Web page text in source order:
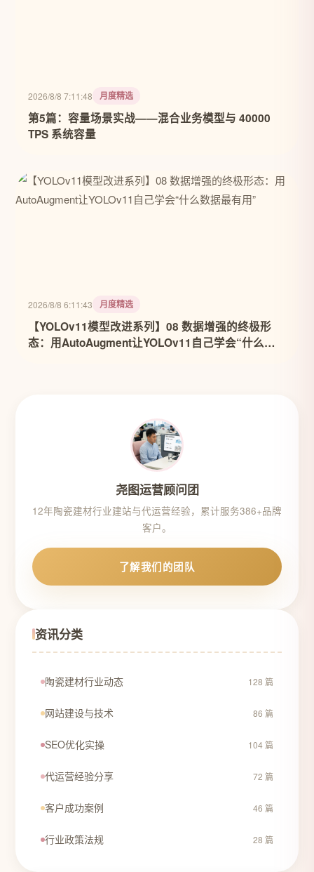
2026/8/8 7:11:48 月度精选
第5篇：容量场景实战——混合业务模型与 40000
TPS 系统容量
2026/8/8 6:11:43 月度精选
【YOLOv11模型改进系列】08 数据增强的终极形
态：用AutoAugment让YOLOv11自己学会“什么数
尧图运营顾问团
12年陶瓷建材行业建站与代运营经验，累计服务386+品牌
客户。
了解我们的团队
资讯分类
陶瓷建材行业动态 128 篇
网站建设与技术 86 篇
SEO优化实操 104 篇
代运营经验分享 72 篇
客户成功案例 46 篇
行业政策法规 28 篇